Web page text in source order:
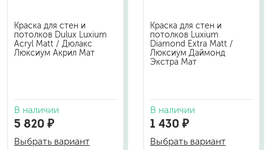
Краска для стен и
потолков Dulux Luxium
Acryl Matt / Дюлакс
Люксиум Акрил Мат
В наличии
5 820 ₽
Выбрать вариант
Краска для стен и
потолков Luxium
Diamond Extra Matt /
Люксиум Даймонд
Экстра Мат
В наличии
1 430 ₽
Выбрать вариант